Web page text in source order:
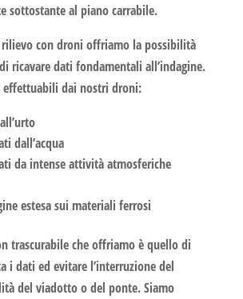
sottostante al piano carrabile.
rilievo con droni offriamo la possibilità
ricavare dati fondamentali all’indagine.
effettuabili dai nostri droni:
dall’acqua
da intense attività atmosferiche
estesa sui materiali ferrosi
trascurabile che offriamo è quello di
i dati ed evitare l’interruzione del
del viadotto o del ponte. Siamo